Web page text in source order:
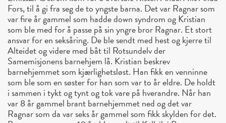
Fors, til å gi fra seg de to yngste barna. Det var Ragnar som
var fire år gammel som hadde down syndrom og Kristian
som ble med for å passe på sin yngre bror Ragnar. Et stort
ansvar for en seksåring. De ble sendt med hest og kjerre til
Alteidet og videre med båt til Rotsundelv der
Samemisjonens barnehjem lå. Kristian beskrev
barnehjemmet som kjærlighetsløst. Han fikk en venninne
som ble som en søster for han som var to år eldre. De holdt
i sammen i tykt og tynt og tok vare på hverandre. Når han
var 8 år gammel brant barnehjemmet ned og det var
Ragnar som da var seks år gammel som fikk skylden for det.